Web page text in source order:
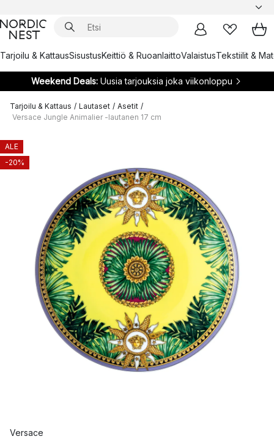
Tarjoilu & KattausSisustusKeittiö & RuoanlaittoValaistusTekstiilit &
Weekend Deals:Uusia tarjouksia joka viikonloppu
Tarjoilu & Kattaus / Lautaset / Asetit /
Versace Jungle Animalier -lautanen 17 cm
ALE
-20%
Versace